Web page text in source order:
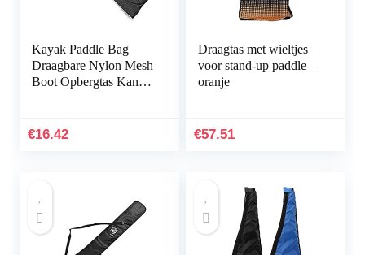
Kayak Paddle Bag
Draagbare Nylon Mesh
Boot Opbergtas Kano
€16.42
Draagtas met wieltjes
voor stand-up paddle –
oranje
€57.51